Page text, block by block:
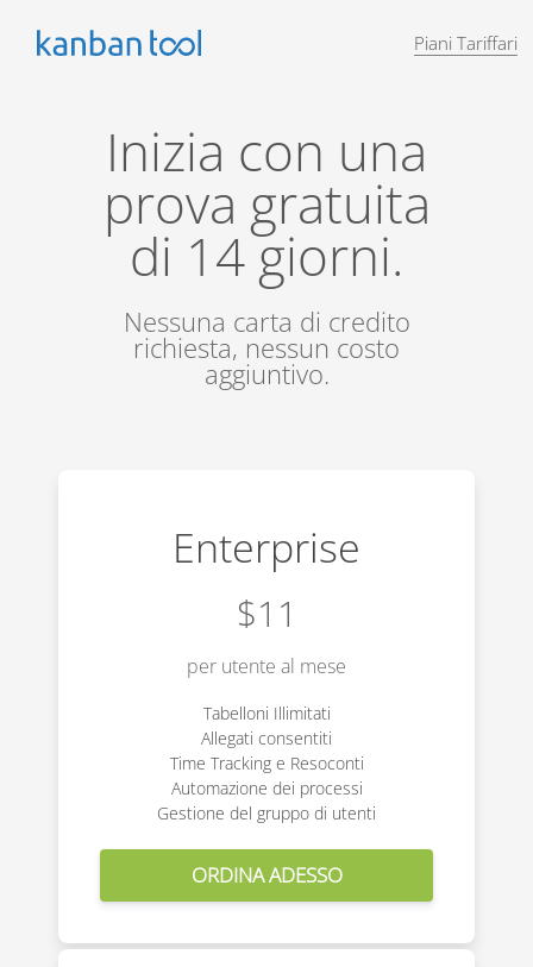
Piani Tariffari
Inizia con una
prova gratuita
di 14 giorni.
Nessuna carta di credito
richiesta, nessun costo
aggiuntivo.
Enterprise
$11
per utente al mese
Tabelloni Illimitati
Allegati consentiti
Time Tracking e Resoconti
Automazione dei processi
Gestione del gruppo di utenti